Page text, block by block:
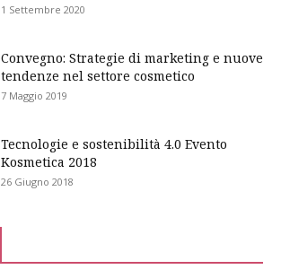
1 Settembre 2020
Convegno: Strategie di marketing e nuove
tendenze nel settore cosmetico
7 Maggio 2019
Tecnologie e sostenibilità 4.0 Evento
Kosmetica 2018
26 Giugno 2018